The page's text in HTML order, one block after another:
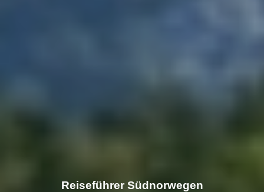
Reiseführer Südnorwegen